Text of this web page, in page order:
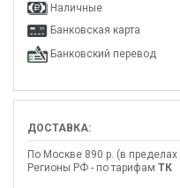
Наличные
Банковская карта
Банковский перевод
ДОСТАВКА:
По Москве 890 р. (в
Регионы РФ - по тарифам ТК